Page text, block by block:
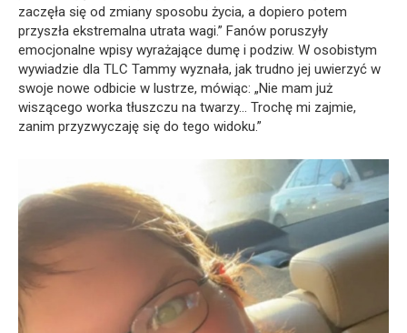
zaczęła się od zmiany sposobu życia, a dopiero potem
przyszła ekstremalna utrata wagi.” Fanów poruszyły
emocjonalne wpisy wyrażające dumę i podziw. W osobistym
wywiadzie dla TLC Tammy wyznała, jak trudno jej uwierzyć w
swoje nowe odbicie w lustrze, mówiąc: „Nie mam już
wiszącego worka tłuszczu na twarzy… Trochę mi zajmie,
zanim przyzwyczaję się do tego widoku.”